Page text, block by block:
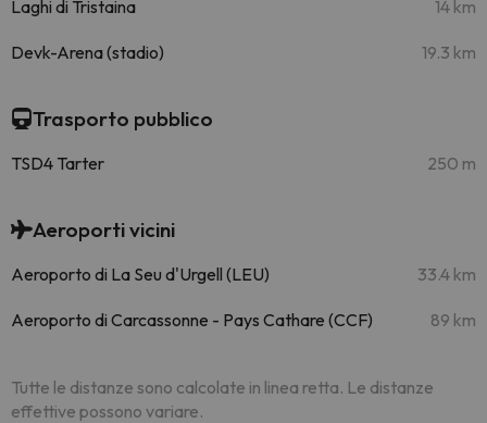
Laghi di Tristaina 14 km
Devk-Arena (stadio) 19.3 km
Trasporto pubblico
TSD4 Tarter 250 m
Aeroporti vicini
Aeroporto di La Seu d'Urgell (LEU) 33.4 km
Aeroporto di Carcassonne - Pays Cathare (CCF) 89 km
Tutte le distanze sono calcolate in linea retta. Le distanze
effettive possono variare.